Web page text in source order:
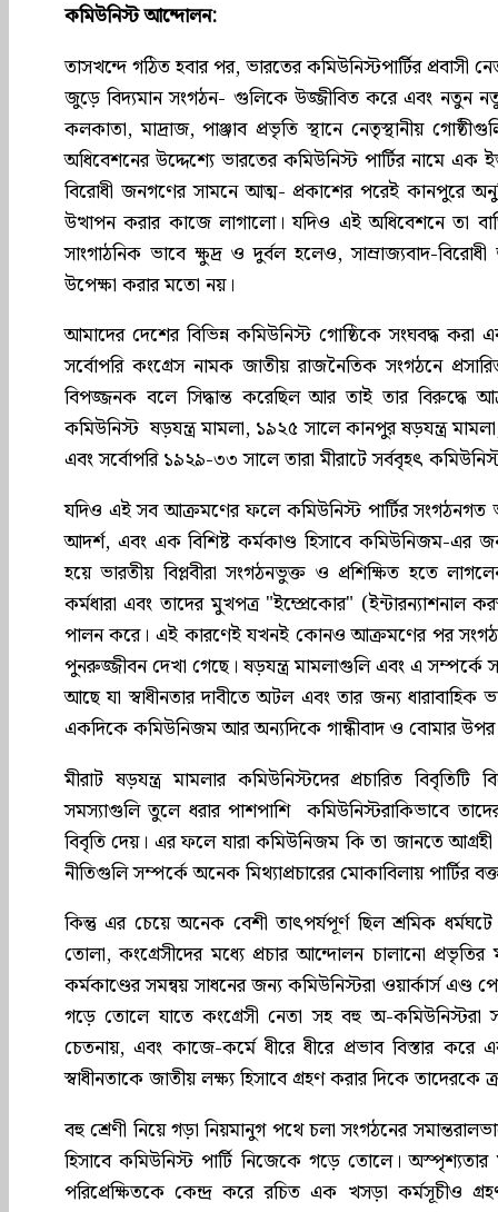
কমিউনিস্ট আন্দোলন:
তাসখন্দে গঠিত হবার পর, ভারতের কমিউনিস্টপার্টির প্রবাসী
জুড়ে বিদ্যমান সংগঠন- গুলিকে উজ্জীবিত করে এবং নতুন
কলকাতা, মাদ্রাজ, পাঞ্জাব প্রভৃতি স্থানে নেতৃস্থানীয়
অধিবেশনের উদ্দেশ্যে ভারতের কমিউনিস্ট পার্টির নামে এক
বিরোধী জনগণের সামনে আত্ম- প্রকাশের পরেই কানপুরে
উত্থাপন করার কাজে লাগালো। যদিও এই অধিবেশনে তা
সাংগাঠনিক ভাবে ক্ষুদ্র ও দুর্বল হলেও, সাম্রাজ্যবাদ-
উপেক্ষা করার মতো নয়।
আমাদের দেশের বিভিন্ন কমিউনিস্ট গোষ্ঠিকে সংঘবদ্ধ
সর্বোপরি কংগ্রেস নামক জাতীয় রাজনৈতিক সংগঠনে
বিপজ্জনক বলে সিদ্ধান্ত করেছিল আর তাই তার বিরুদ্ধে
কমিউনিস্ট ষড়যন্ত্র মামলা, ১৯২৫ সালে কানপুর ষড়যন্ত্র
এবং সর্বোপরি ১৯২৯-৩৩ সালে তারা মীরাটে সর্ববৃহৎ
যদিও এই সব আক্রমণের ফলে কমিউনিস্ট পার্টির সংগঠনগত
আদর্শ, এবং এক বিশিষ্ট কর্মকাণ্ড হিসাবে কমিউনিজম-
হয়ে ভারতীয় বিপ্লবীরা সংগঠনভুক্ত ও প্রশিক্ষিত হতে
কর্মধারা এবং তাদের মুখপত্র "ইম্প্রেকোর" (ইন্টারন্যাশনাল
পালন করে। এই কারণেই যখনই কোনও আক্রমণের পর সংগঠন
পুনরুজ্জীবন দেখা গেছে। ষড়যন্ত্র মামলাগুলি এবং এ সম্পর্কে
আছে যা স্বাধীনতার দাবীতে অটল এবং তার জন্য
একদিকে কমিউনিজম আর অন্যদিকে গান্ধীবাদ ও বোমার উপর
মীরাট ষড়যন্ত্র মামলার কমিউনিস্টদের প্রচারিত
সমস্যাগুলি তুলে ধরার পাশপাশি কমিউনিস্টরাকিভাবে
বিবৃতি দেয়। এর ফলে যারা কমিউনিজম কি তা জানতে আগ্রহী
নীতিগুলি সম্পর্কে অনেক মিথ্যাপ্রচারের মোকাবিলায় পার্টির
কিন্তু এর চেয়ে অনেক বেশী তাৎপর্যপূর্ণ ছিল শ্রমিক
তোলা, কংগ্রেসীদের মধ্যে প্রচার আন্দোলন চালানো
কর্মকাণ্ডের সমন্বয় সাধনের জন্য কমিউনিস্টরা ওয়ার্কার্স
গড়ে তোলে যাতে কংগ্রেসী নেতা সহ বহু অ-কমিউনিস্টরা
চেতনায়, এবং কাজে-কর্মে ধীরে ধীরে প্রভাব বিস্তার করে
স্বাধীনতাকে জাতীয় লক্ষ্য হিসাবে গ্রহণ করার দিকে তাদেরকে
বহু শ্রেণী নিয়ে গড়া নিয়মানুগ পথে চলা সংগঠনের
হিসাবে কমিউনিস্ট পার্টি নিজেকে গড়ে তোলে। অস্পৃশ্যতার
পরিপ্রেক্ষিতকে কেন্দ্র করে রচিত এক খসড়া কর্মসূচীও